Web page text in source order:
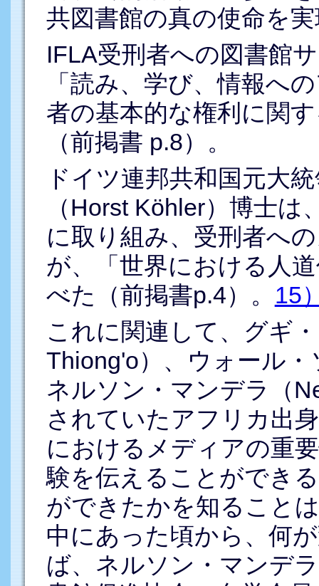
共図書館の真の使命を
IFLA受刑者への図書館
「読み、学び、情報へ
者の基本的な権利に関
（前掲書 p.8）。
ドイツ連邦共和国元大
（Horst Köhler）博士
に取り組み、受刑者へ
が、「世界における人
べた（前掲書p.4）。 15
これに関連して、グギ
Thiong'o）、ウォール
ネルソン・マンデラ（
されていたアフリカ出
におけるメディアの重
験を伝えることができ
ができたかを知ること
中にあった頃から、何
ば、ネルソン・マンデ